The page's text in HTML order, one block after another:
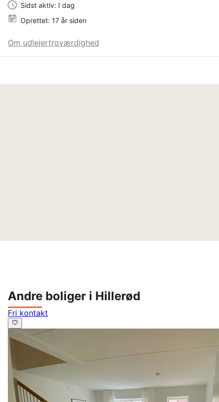
Sidst aktiv: I dag
Oprettet: 17 år siden
Om udlejertroværdighed
Andre boliger i Hillerød
Fri kontakt